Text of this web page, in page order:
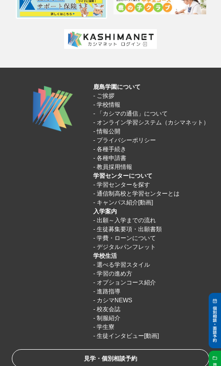
鹿島学園について
ご挨拶
学校情報
「カシマの通信」について
オンライン学習システム（カシマネット）
情報公開
プライバシーポリシー
各種手続き
各種申請書
教員採用情報
学習センターについて
学習センターを探す
通信制高校と学習センターとは
キャンパス紹介[動画]
入学案内
出願～入学までの流れ
生徒募集要項・出願書類
学費・ローンについて
デジタルパンフレット
学校生活
選べる学習スタイル
学習の進め方
オプションコース紹介
進路指導
カシマNEWS
校友会誌
制服紹介
学生寮
生徒インタビュー[動画]
見学・個別相談予約